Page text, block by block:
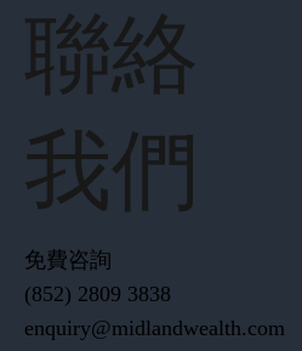
聯絡
我們
免費咨詢
(852) 2809 3838
enquiry@midlandwealth.com